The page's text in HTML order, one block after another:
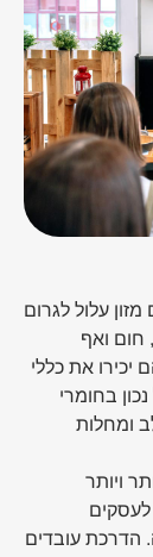
מזון עלול לגרום
חום ואף
את כללי
בחומרי
ומחלות
ויותר
לעסקים
הדרכת עובדים